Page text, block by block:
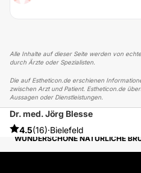
Alle Inhalte auf dieser Seite werden von
durch Ärzte oder Spezialisten.
Die auf Estheticon.de erschienen
zwischen Arzt und Patient. Estheticon.de
Aussagen oder Dienstleistungen.
Dr. med. Jörg Blesse
4.5(16)·Bielefeld
ESTHETICON
ERFAHRUNGSBERICHTE ÜBER
WUNDERSCHÖNE NATÜRLICHE